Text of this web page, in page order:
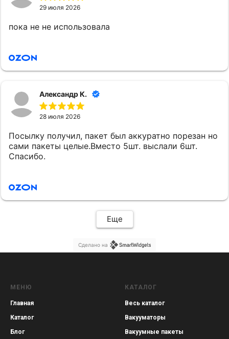
29 июля 2026
пока не не использовала
Александр К.
28 июля 2026
Посылку получил, пакет был аккуратно порезан но
сами пакеты целые.Вместо 5шт. выслали 6шт.
Спасибо.
Еще
Сделано на
МЕНЮ
Главная
Каталог
Блог
КАТАЛОГ
Весь каталог
Вакууматоры
Вакуумные пакеты